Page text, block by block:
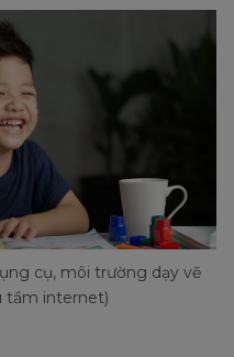
cụ, môi trường dạy vẽ
tầm internet)